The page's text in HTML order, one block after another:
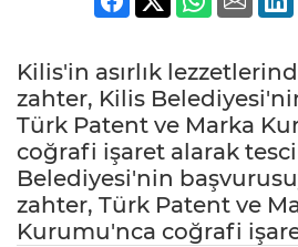
Kilis'in asırlık
zahter, Kilis
Türk Patent ve Marka
coğrafi işaret alarak
Belediyesi'nin
zahter, Türk Patent ve
Kurumu'nca coğrafi